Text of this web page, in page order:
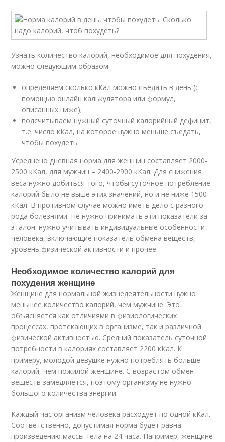
Узнать количество калорий, необходимое для похудения,
можно следующим образом:
определяем сколько кКал можно съедать в день (с
помощью онлайн калькулятора или формул,
описанных ниже);
подсчитываем нужный суточный калорийный дефицит,
т.е. число кКал, на которое нужно меньше съедать,
чтобы похудеть.
Усреднено дневная норма для женщин составляет 2000-
2500 кКал, для мужчин – 2400-2900 кКал. Для снижения
веса нужно добиться того, чтобы суточное потребление
калорий было не выше этих значений, но и не ниже 1500
кКал. В противном случае можно иметь дело с разного
рода болезнями. Не нужно принимать эти показатели за
эталон: нужно учитывать индивидуальные особенности
человека, включающие показатель обмена веществ,
уровень физической активности и прочее.
Необходимое количество калорий для
похудения женщине
Женщине для нормальной жизнедеятельности нужно
меньшее количество калорий, чем мужчине. Это
объясняется как отличиями в физиологических
процессах, протекающих в организме, так и различной
физической активностью. Средний показатель суточной
потребности в калориях составляет 2200 кКал. К
примеру, молодой девушке нужно потреблять больше
калорий, чем пожилой женщине. С возрастом обмен
веществ замедляется, поэтому организму не нужно
большого количества энергии.
Каждый час организм человека расходует по одной кКал.
Соответственно, допустимая норма будет равна
произведению массы тела на 24 часа. Например, женщине